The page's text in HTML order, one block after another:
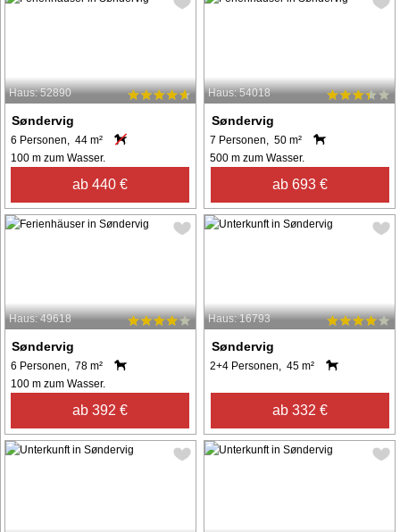
Haus: 52890
Søndervig
6 Personen, 44 m²
100 m zum Wasser.
ab 440 €
Haus: 54018
Søndervig
7 Personen, 50 m²
500 m zum Wasser.
ab 693 €
Haus: 49618
Søndervig
6 Personen, 78 m²
100 m zum Wasser.
ab 392 €
Haus: 16793
Søndervig
2+4 Personen, 45 m²
ab 332 €